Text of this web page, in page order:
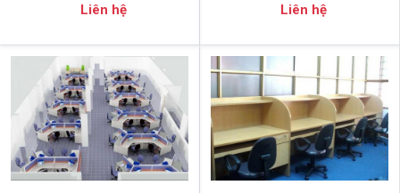
Liên hệ Liên hệ